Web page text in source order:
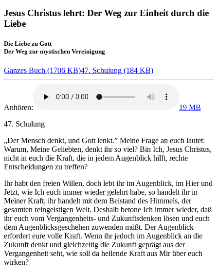
Jesus Christus lehrt: Der Weg zur Einheit durch die
Liebe
Die Liebe zu Gott
Der Weg zur mystischen Vereinigung
Ganzes Buch (1706 KB)47. Schulung (184 KB)
Anhören:
19 MB
47. Schulung
„Der Mensch denkt, und Gott lenkt.” Meine Frage an euch lautet:
Warum, Meine Geliebten, denkt ihr so viel? Bin Ich, Jesus Christus,
nicht in euch die Kraft, die in jedem Augenblick hilft, rechte
Entscheidungen zu treffen?
Ihr habt den freien Willen, doch lebt ihr im Augenblick, im Hier und
Jetzt, wie Ich euch immer wieder gelehrt habe, so handelt ihr in
Meiner Kraft, ihr handelt mit dem Beistand des Himmels, der
gesamten reingeistigen Welt. Deshalb betone Ich immer wieder, daß
ihr euch vom Vergangenheits- und Zukunftsdenken lösen und euch
dem Augenblicksgeschehen zuwenden müßt. Der Augenblick
erfordert eure volle Kraft. Wenn ihr jedoch im Augenblick an die
Zukunft denkt und gleichzeitig die Zukunft geprägt aus der
Vergangenheit seht, wie soll da heilende Kraft aus Mir über euch
wirken?